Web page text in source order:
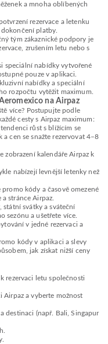
a mnoha oblíbených
rezervace a letenku
platby.
tým zákaznické podpory je
zrušením letu nebo s
speciální nabídky vytvořené
pouze v aplikaci.
nabídky a speciální
rozpočtu vytěžit maximum.
na Airpaz
více? Postupujte podle
cesty s Airpaz maximum:
růst s blížícím se
cen se snažte rezervovat 4–8
zobrazení kalendáře Airpaz k
nabízejí levnější letenky než
kódy a časově omezené
stránce Airpaz.
státní svátky a sváteční
sezónu a ušetřete více.
v jedné rezervaci a
kódy v aplikaci a slevy
jak získat nižší ceny
rezervaci letu společnosti
Airpaz a vyberte možnost
destinaci (např. Bali, Singapur